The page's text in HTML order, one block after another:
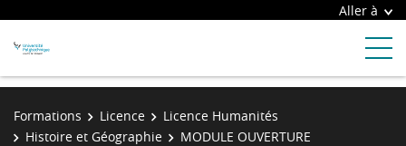
Aller à
Formations Licence
Licence Humanités
Histoire et Géographie
MODULE OUVERTURE